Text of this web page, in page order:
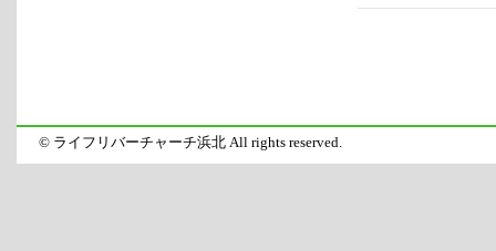
© ライフリバーチャーチ浜北 All rights reserved.